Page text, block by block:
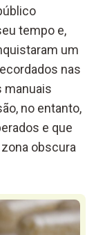
tempo e,
um
nas
manuais
no entanto,
e que
obscura